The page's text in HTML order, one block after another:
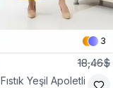
3
18,46$
Fıstık Yeşil Apoletli